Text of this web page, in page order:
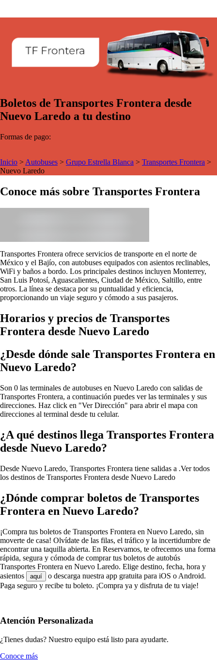
Boletos de Transportes Frontera desde
Nuevo Laredo a tu destino
Formas de pago:
Inicio > Autobuses > Grupo Estrella Blanca > Transportes Frontera >
Nuevo Laredo
Conoce más sobre Transportes Frontera
Transportes Frontera ofrece servicios de transporte en el norte de
México y el Bajío, con autobuses equipados con asientos reclinables,
WiFi y baños a bordo. Los principales destinos incluyen Monterrey,
San Luis Potosí, Aguascalientes, Ciudad de México, Saltillo, entre
otros. La línea se destaca por su puntualidad y eficiencia,
proporcionando un viaje seguro y cómodo a sus pasajeros.
Horarios y precios de Transportes
Frontera desde Nuevo Laredo
¿Desde dónde sale Transportes Frontera en
Nuevo Laredo?
Son 0 las terminales de autobuses en Nuevo Laredo con salidas de
Transportes Frontera, a continuación puedes ver las terminales y sus
direcciones. Haz click en "Ver Dirección" para abrir el mapa con
direcciones al terminal desde tu celular.
¿A qué destinos llega Transportes Frontera
desde Nuevo Laredo?
Desde Nuevo Laredo, Transportes Frontera tiene salidas a .Ver todos
los destinos de Transportes Frontera desde Nuevo Laredo
¿Dónde comprar boletos de Transportes
Frontera en Nuevo Laredo?
¡Compra tus boletos de Transportes Frontera en Nuevo Laredo, sin
moverte de casa! Olvídate de las filas, el tráfico y la incertidumbre de
encontrar una taquilla abierta. En Reservamos, te ofrecemos una forma
rápida, segura y cómoda de comprar tus boletos de autobús
Transportes Frontera en Nuevo Laredo. Elige destino, fecha, hora y
asientos
aquí
o descarga nuestra app gratuita para iOS o Android.
Paga seguro y recibe tu boleto. ¡Compra ya y disfruta de tu viaje!
Atención Personalizada
¿Tienes dudas? Nuestro equipo está listo para ayudarte.
Conoce más